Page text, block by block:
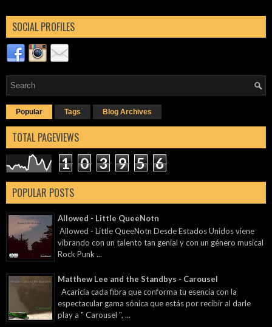
SOCIAL PROFILES
Popular Tags Blog Archives
TOTAL PAGEVIEWS
1 0 3 9 5 6
POPULAR POSTS
Allowed - Little QueeNotn
Allowed - Little QueeNotn Desde Estados Unidos viene
vibrando con un talento tan genial y con un género musical
Rock Punk ...
Matthew Lee and the Standbys - Carousel
Acaricia cada fibra que conforma tu esencia con la
espectacular gama sónica que estás por recibir al darle
play a " Carousel ", ...